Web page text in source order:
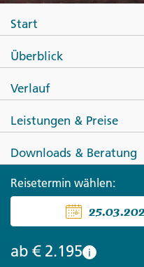
Start
Überblick
Verlauf
Leistungen & Preise
Downloads & Beratung
Reisetermin wählen:
ab € 2.195 i